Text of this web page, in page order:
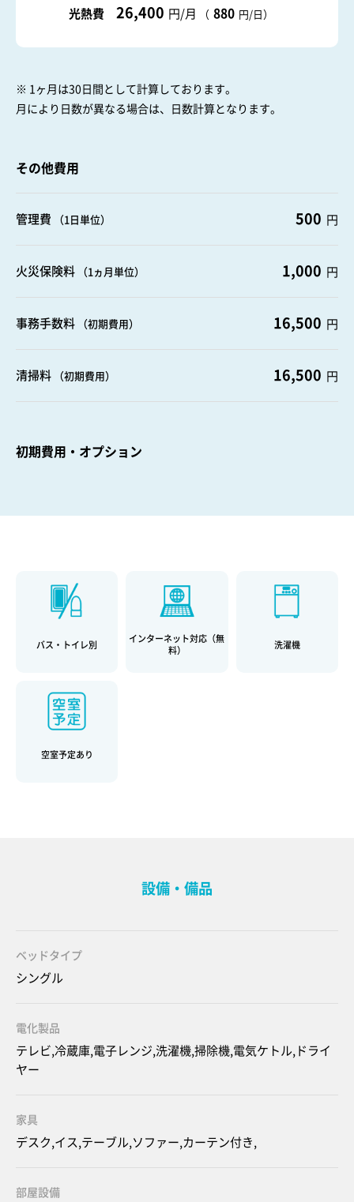
光熱費 26,400 円/月 （ 880 円/日）
※ 1ヶ月は30日間として計算しております。
月により日数が異なる場合は、日数計算となります。
その他費用
管理費 （1日単位） 500 円
火災保険料 （1ヵ月単位） 1,000 円
事務手数料 （初期費用） 16,500 円
清掃料 （初期費用） 16,500 円
初期費用・オプション
バス・トイレ別
インターネット対応（無
料）
洗濯機
空室予定あり
設備・備品
ベッドタイプ
シングル
電化製品
テレビ,冷蔵庫,電子レンジ,洗濯機,掃除機,電気ケトル,ドライ
ヤー
家具
デスク,イス,テーブル,ソファー,カーテン付き,
部屋設備